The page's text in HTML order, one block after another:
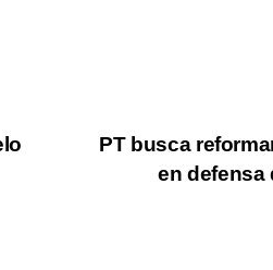
PT busca
en defensa